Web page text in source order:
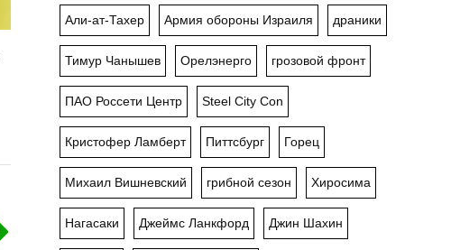
Али-ат-Тахер Армия обороны Израиля драники
Тимур Чанышев Орелэнерго грозовой фронт
ПАО Россети Центр Steel City Con
Кристофер Ламберт Питтсбург Горец
Михаил Вишневский грибной сезон Хиросима
Нагасаки Джеймс Ланкфорд Джин Шахин